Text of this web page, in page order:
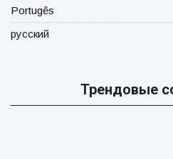
Portugês
русский
Трендовые